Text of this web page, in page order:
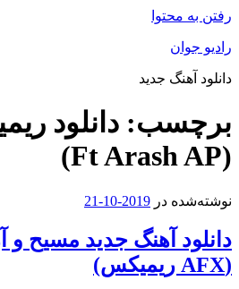
رفتن به محتوا
رادیو جوان
دانلود آهنگ جدید
برچسب:
(Ft Arash AP)
نوشته‌شده در 2019-10-21
دانلود آهنگ جدید مسیح و
(AFX ریمیکس)